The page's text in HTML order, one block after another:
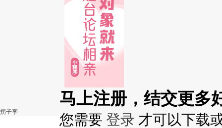
拐子李
马上注册，结交更多
您需要 登录 才可以下载